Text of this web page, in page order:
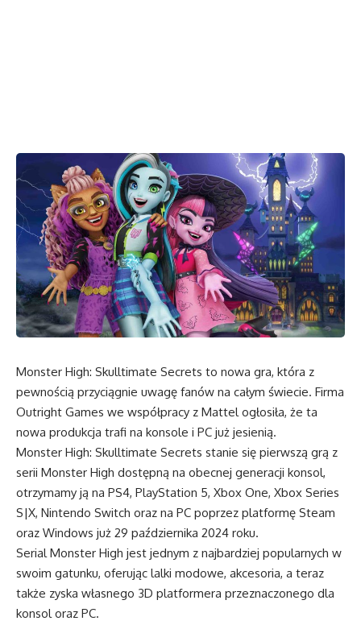
Monster High: Skulltimate Secrets to nowa gra, która z
pewnością przyciągnie uwagę fanów na całym świecie. Firma
Outright Games we współpracy z Mattel ogłosiła, że ta
nowa produkcja trafi na konsole i PC już jesienią.
Monster High: Skulltimate Secrets stanie się pierwszą grą z
serii Monster High dostępną na obecnej generacji konsol,
otrzymamy ją na PS4, PlayStation 5, Xbox One, Xbox Series
S|X, Nintendo Switch oraz na PC poprzez platformę Steam
oraz Windows już 29 października 2024 roku.
Serial Monster High jest jednym z najbardziej popularnych w
swoim gatunku, oferując lalki modowe, akcesoria, a teraz
także zyska własnego 3D platformera przeznaczonego dla
konsol oraz PC.